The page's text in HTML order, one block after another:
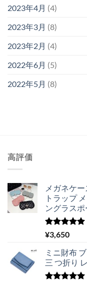
2023年4月 (4)
2023年3月 (8)
2023年2月 (4)
2022年6月 (5)
2022年5月 (8)
高評価
メガネケ
トラップ
ングラス
5段階中
5.00
¥3,650
ミニ財布
三 つ折り